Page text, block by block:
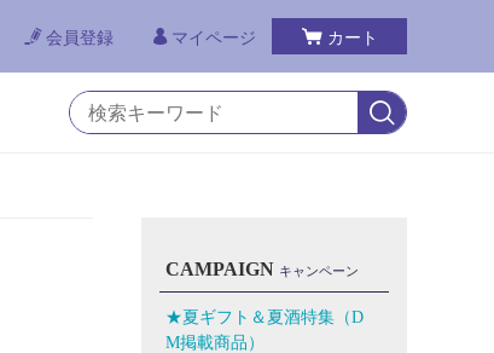
会員登録 マイページ カート
CAMPAIGN キャンペーン
★夏ギフト＆夏酒特集（D
M掲載商品）